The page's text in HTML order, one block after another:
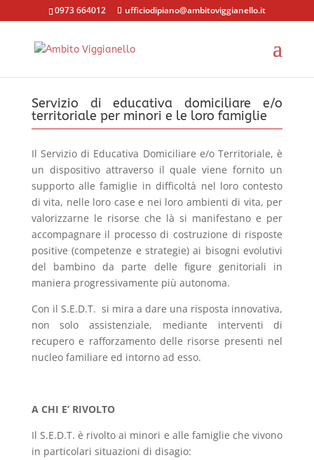
0973 664012 ufficiodipiano@ambitoviggianello.it
Servizio di educativa domiciliare e/o
territoriale per minori e le loro famiglie
Il Servizio di Educativa Domiciliare e/o Territoriale, è
un dispositivo attraverso il quale viene fornito un
supporto alle famiglie in difficoltà nel loro contesto
di vita, nelle loro case e nei loro ambienti di vita, per
valorizzarne le risorse che là si manifestano e per
accompagnare il processo di costruzione di risposte
positive (competenze e strategie) ai bisogni evolutivi
del bambino da parte delle figure genitoriali in
maniera progressivamente più autonoma.
Con il S.E.D.T. si mira a dare una risposta innovativa,
non solo assistenziale, mediante interventi di
recupero e rafforzamento delle risorse presenti nel
nucleo familiare ed intorno ad esso.
A CHI E’ RIVOLTO
Il S.E.D.T. è rivolto ai minori e alle famiglie che vivono
in particolari situazioni di disagio: